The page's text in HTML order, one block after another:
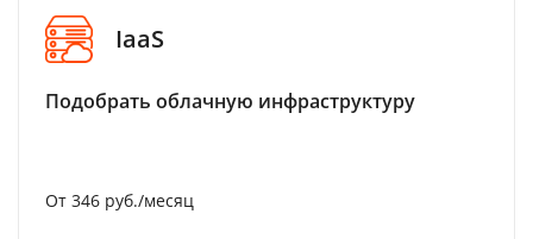
IaaS
Подобрать облачную инфраструктуру
От 346 руб./месяц